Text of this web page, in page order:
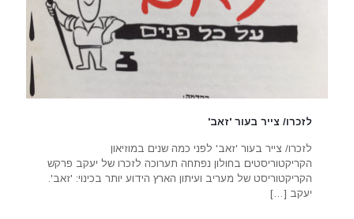
לזכרו/ צייר בעור 'זאב'
לזכרו/ צייר בעור 'זאב' לפני כמה שנים במוזיאון
הקריקטוריסטים בחולון נפתחה תערוכה לזכרו של יעקב פרקש
הקריקטוריסט של מעריב ועיתון הארץ הידוע יותר בכינוי: 'זאב'.
יעקב […]